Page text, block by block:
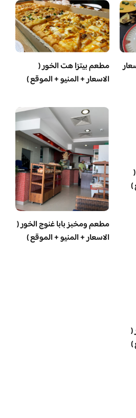
مطعم بيتزا هت الخور (
الاسعار + المنيو + الموقع )
)
مطعم ومخبز بابا غنوج الخور (
الاسعار + المنيو + الموقع )
(
)